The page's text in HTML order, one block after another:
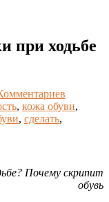
при ходьбе
, кожа обуви,
, сделать,
Почему скрипит
обувь